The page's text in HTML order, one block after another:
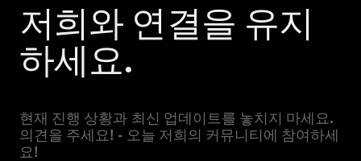
저희와 연결을 유지
하세요.
현재 진행 상황과 최신 업데이트를 놓치지 마세요.
의견을 주세요! - 오늘 저희의 커뮤니티에 참여하세
요!